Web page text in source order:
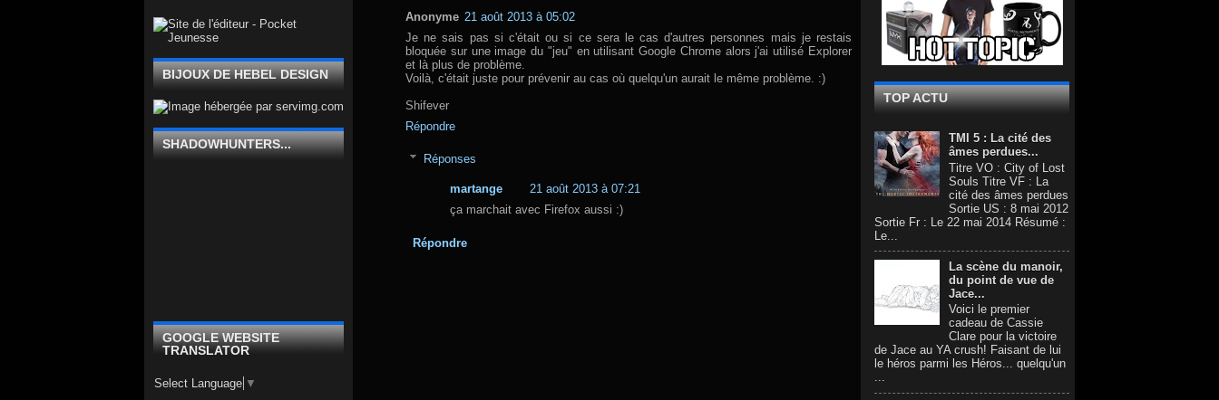
BIJOUX DE HEBEL DESIGN
SHADOWHUNTERS...
GOOGLE WEBSITE
TRANSLATOR
Select Language ▼
Anonyme 21 août 2013 à 05:02
Je ne sais pas si c'était ou si ce sera le cas d'autres personnes mais je restais
bloquée sur une image du "jeu" en utilisant Google Chrome alors j'ai utilisé Explorer
et là plus de problème.
Voilà, c'était juste pour prévenir au cas où quelqu'un aurait le même problème. :)
Shifever
Répondre
Réponses
martange
21 août 2013 à 07:21
ça marchait avec Firefox aussi :)
Répondre
TOP ACTU
TMI 5 : La cité des
âmes perdues...
Titre VO : City of Lost
Souls Titre VF : La
cité des âmes perdues
Sortie US : 8 mai 2012
Sortie Fr : Le 22 mai 2014 Résumé :
Le...
La scène du manoir,
du point de vue de
Jace...
Voici le premier
cadeau de Cassie
Clare pour la victoire
de Jace au YA crush! Faisant de lui
le héros parmi les Héros... quelqu'un
...